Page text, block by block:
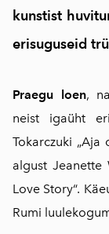
kunstist
erisuguseid
Praegu loen,
neist igaüht
Tokarczuki
algust Jeanette
Love Story“.
Rumi